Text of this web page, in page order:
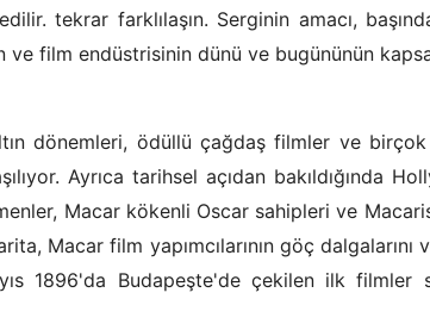
tekrar farklılaşın. Serginin amacı,
ve film endüstrisinin dünü ve bugününün
dönemleri, ödüllü çağdaş filmler ve
Ayrıca tarihsel açıdan bakıldığında
Macar kökenli Oscar sahipleri ve
Macar film yapımcılarının göç dalgalarını
1896'da Budapeşte'de çekilen ilk filmler